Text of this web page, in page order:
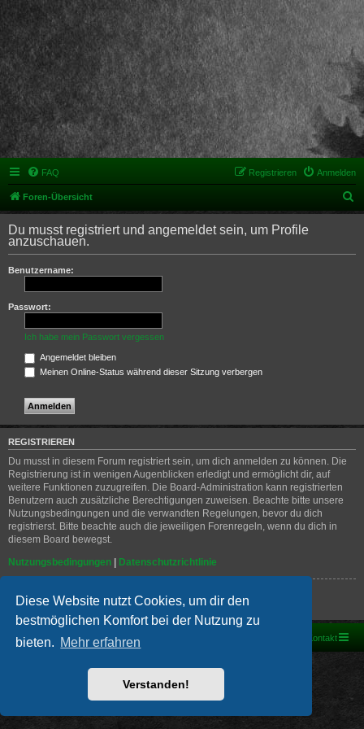
Diese Website nutzt Cookies, um dir den
bestmöglichen Komfort bei der Nutzung zu
bieten. Mehr erfahren
Verstanden!
FAQ Anmelden
Registrieren
Foren-Übersicht
u
h
Du musst registriert und angemeldet sein, um Profile
anzuschauen.
Benutzername:
Passwort:
Ich habe mein Passwort vergessen
Angemeldet bleiben
Meinen Online-Status während dieser Sitzung verbergen
REGISTRIEREN
Du musst in diesem Forum registriert sein, um dich anmelden zu können. Die
Registrierung ist in wenigen Augenblicken erledigt und ermöglicht dir, auf
weitere Funktionen zuzugreifen. Die Board-Administration kann registrierten
Benutzern auch zusätzliche Berechtigungen zuweisen. Beachte bitte unsere
Nutzungsbedingungen und die verwandten Regelungen, bevor du dich
registrierst. Bitte beachte auch die jeweiligen Forenregeln, wenn du dich in
diesem Board bewegst.
Nutzungsbedingungen | Datenschutzrichtlinie
Registrieren
Foren-Übersicht Kontakt